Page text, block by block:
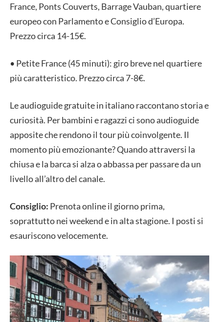
France, Ponts Couverts, Barrage Vauban, quartiere
europeo con Parlamento e Consiglio d’Europa.
Prezzo circa 14-15€.
• Petite France (45 minuti): giro breve nel quartiere
più caratteristico. Prezzo circa 7-8€.
Le audioguide gratuite in italiano raccontano storia e
curiosità. Per bambini e ragazzi ci sono audioguide
apposite che rendono il tour più coinvolgente. Il
momento più emozionante? Quando attraversi la
chiusa e la barca si alza o abbassa per passare da un
livello all’altro del canale.
Consiglio: Prenota online il giorno prima,
soprattutto nei weekend e in alta stagione. I posti si
esauriscono velocemente.